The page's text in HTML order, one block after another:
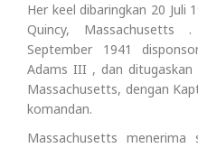
Her keel dibaringkan 20 Juli
Quincy,
September 1941
Adams III , dan
Massachusetts, dengan
komandan.
Massachusetts menerima